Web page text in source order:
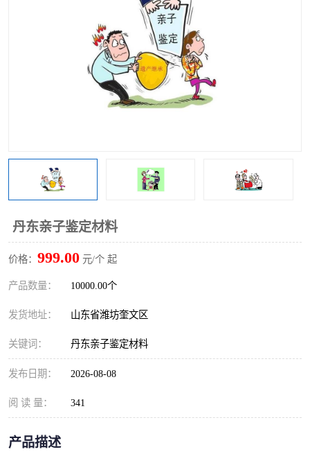
丹东亲子鉴定材料
价格： 999.00 元/个 起
产品数量： 10000.00个
发货地址： 山东省潍坊奎文区
关键词： 丹东亲子鉴定材料
发布日期： 2026-08-08
阅 读 量： 341
产品描述